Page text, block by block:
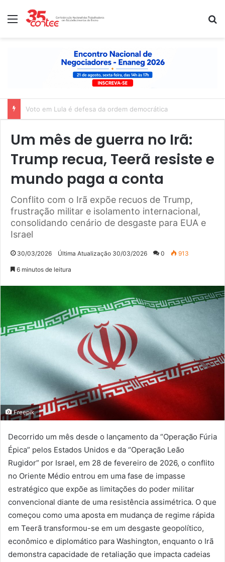
Menu
Nota de solidariedade ao povo venezuelano
Um mês de guerra no Irã:
Trump recua, Teerã resiste e
mundo paga a conta
Conflito com o Irã expõe recuos de Trump,
frustração militar e isolamento internacional,
consolidando cenário de desgaste para EUA e
Israel
30/03/2026 Última Atualização 30/03/2026 0 913
6 minutos de leitura
Freepik
Decorrido um mês desde o lançamento da “Operação Fúria
Épica” pelos Estados Unidos e da “Operação Leão
Rugidor” por Israel, em 28 de fevereiro de 2026, o conflito
no Oriente Médio entrou em uma fase de impasse
estratégico que expõe as limitações do poder militar
convencional diante de uma resistência assimétrica. O que
começou como uma aposta em mudança de regime rápida
em Teerã transformou-se em um desgaste geopolítico,
econômico e diplomático para Washington, enquanto o Irã
demonstra capacidade de retaliação que impacta cadeias